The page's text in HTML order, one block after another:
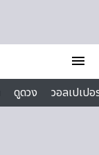
menu
ดูดวง
วอลเปเป